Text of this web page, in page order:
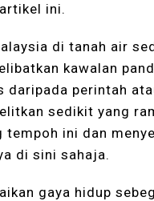
ini.
di tanah air
kawalan
daripada perintah
sedikit yang
ini dan
di sini sahaja.
gaya hidup